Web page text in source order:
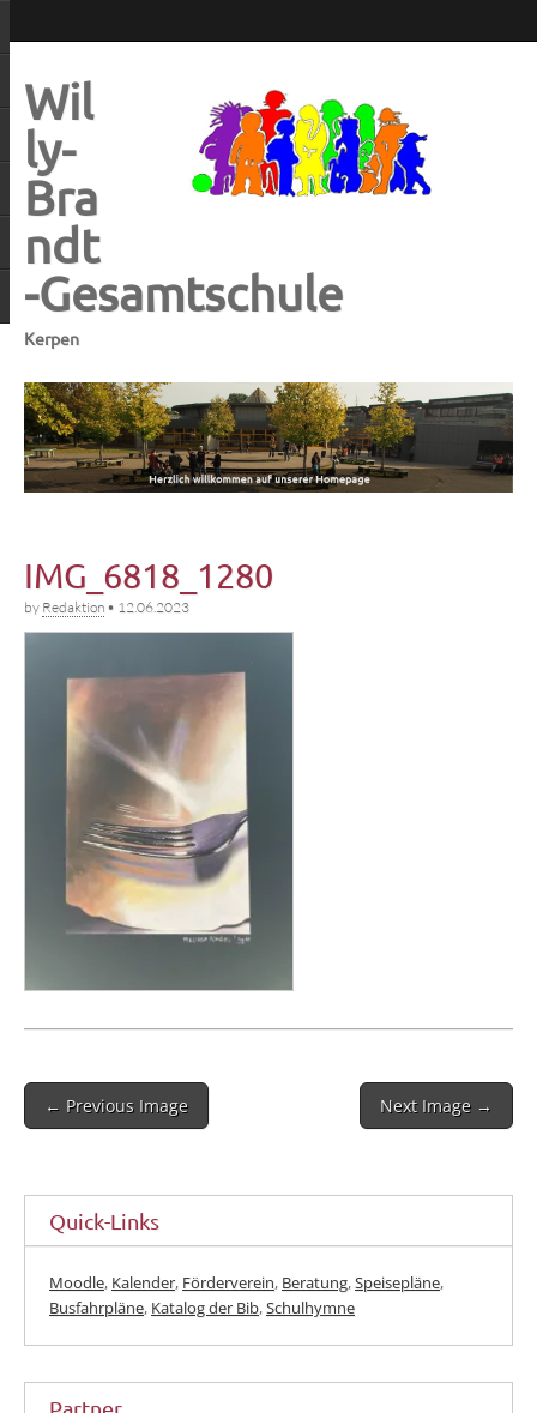
Wil
ly-
Bra
ndt
-Gesamtschule
Kerpen
IMG_6818_1280
by Redaktion • 12.06.2023
Post
navigation
← Previous Image Next Image →
Quick-Links
Moodle, Kalender, Förderverein, Beratung,Speisepläne,
Busfahrpläne, Katalog der Bib,Schulhymne
Partner